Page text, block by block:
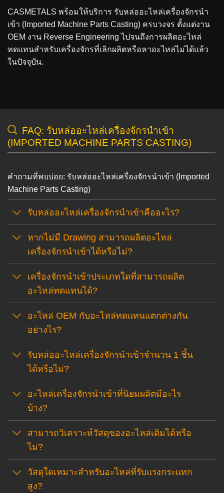
CASMETALS พร้อมให้บริการ รับหล่ออะไหล่เครื่องจักรนำ
เข้า (Imported Machine Parts Casting) ครบวงจร ตั้งแต่งาน
OEM งาน Reverse Engineering ไปจนถึงการผลิตอะไหล่
ทดแทนสำหรับเครื่องจักรที่เลิกผลิตหรือหาอะไหล่ไม่ได้แล้ว
ในปัจจุบัน.
FAQ: รับหล่ออะไหล่เครื่องจักรนำเข้า
(IMPORTED MACHINE PARTS CASTING)
คำถามที่พบบ่อย: รับหล่ออะไหล่เครื่องจักรนำเข้า (Imported
Machine Parts Casting)
รับหล่ออะไหล่เครื่องจักรนำเข้าคืออะไร?
หากไม่มี Drawing สามารถผลิตอะไหล่
เครื่องจักรนำเข้าได้หรือไม่?
เครื่องจักรนำเข้าประเภทใดที่สามารถผลิต
อะไหล่ทดแทนได้?
อะไหล่ OEM กับอะไหล่ทดแทนแตกต่างกัน
อย่างไร?
รับหล่ออะไหล่เครื่องจักรนำเข้าจำนวน 1 ชิ้น
ได้หรือไม่?
อะไหล่เครื่องจักรนำเข้าที่นิยมผลิตมีอะไร
บ้าง?
สามารถวิเคราะห์วัสดุของอะไหล่เดิมได้หรือ
ไม่?
วัสดุใดเหมาะสำหรับอะไหล่ที่รับแรงกระแทก
สูง?